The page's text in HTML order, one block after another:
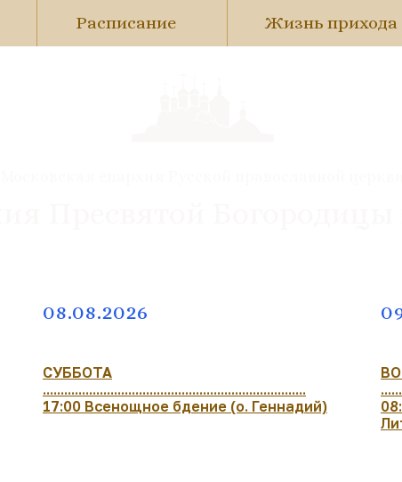
Жизнь прихода
Расписание
08.08.2026
СУББОТА
..........................................................................
17:00 Всенощное бдение (о. Геннадий)